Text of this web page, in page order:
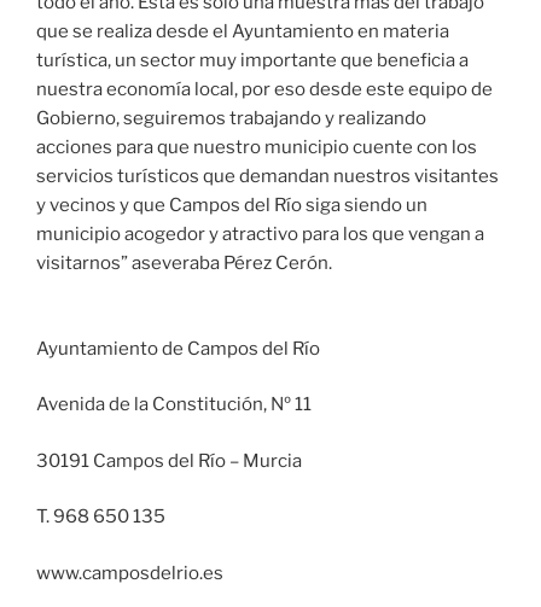
que se realiza desde el Ayuntamiento en materia
turística, un sector muy importante que beneficia a
nuestra economía local, por eso desde este equipo de
Gobierno, seguiremos trabajando y realizando
acciones para que nuestro municipio cuente con los
servicios turísticos que demandan nuestros visitantes
y vecinos y que Campos del Río siga siendo un
municipio acogedor y atractivo para los que vengan a
visitarnos” aseveraba Pérez Cerón.
Ayuntamiento de Campos del Río
Avenida de la Constitución, Nº 11
30191 Campos del Río – Murcia
T. 968 650 135
www.camposdelrio.es